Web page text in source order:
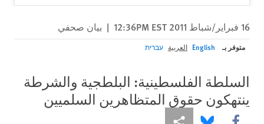
16 فبراير/شباط 2011 12:36PM EST | بيان صحفي
متوفر بـ English العربية עברית
السلطة الفلسطينية: البلطجية والشرطة
ينتهكون حقوق المتظاهرين السلميين
Share this via Facebook
Share this via Bluesky
Share this via مشاركة